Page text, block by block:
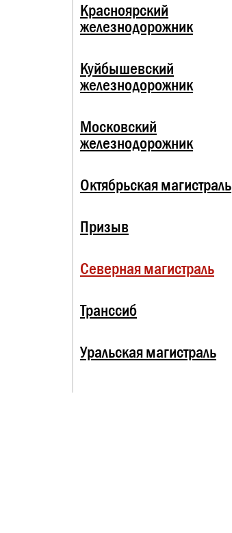
Красноярский
железнодорожник
Куйбышевский
железнодорожник
Московский
железнодорожник
Октябрьская магистраль
Призыв
Северная магистраль
Транссиб
Уральская магистраль